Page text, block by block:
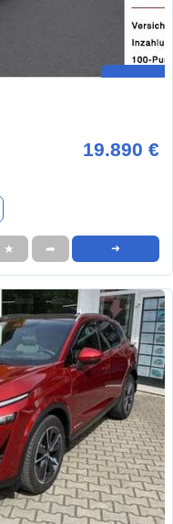
19.890 €
★ ➦ ➜